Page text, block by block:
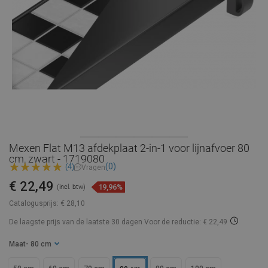
Mexen Flat M13 afdekplaat 2-in-1 voor lijnafvoer 80
cm, zwart - 1719080
(4) Vragen(0)
Catalogusprijs: € 28,10
€ 22,49 (incl. btw) 19,96%
De laagste prijs van de laatste 30 dagen Voor de reductie: € 22,49
Maat - 80 cm